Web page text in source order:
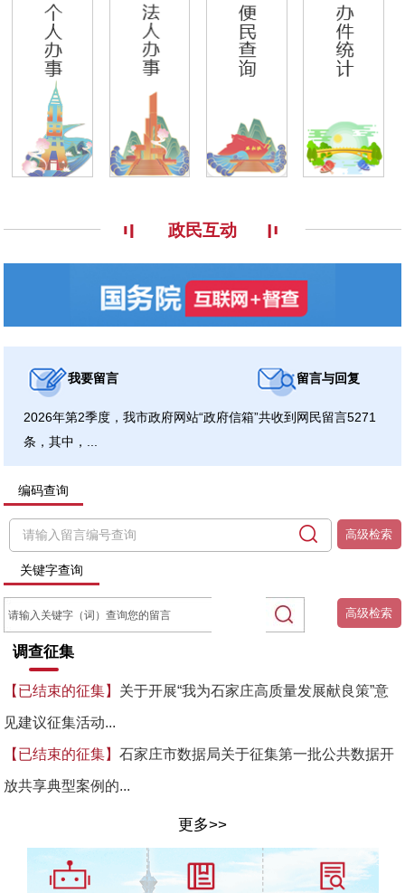
政民互动
我要留言 留言与回复
2026年第2季度，我市政府网站“政府信箱”共收到网民留言5271
条，其中，...
编码查询
高级检索
关键字查询
高级检索
调查征集
【已结束的征集】 关于开展“我为石家庄高质量发展献良策”意
见建议征集活动...
【已结束的征集】石家庄市数据局关于征集第一批公共数据开
放共享典型案例的...
更多>>